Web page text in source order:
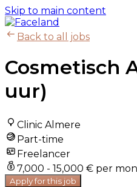
Skip to main content
Back to all jobs
Cosmetisch
uur)
Clinic Almere
Part-time
Freelancer
7,000 - 15,000 € per
Apply for this job